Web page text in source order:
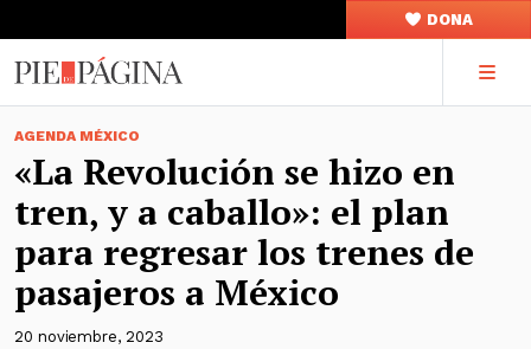
DONA
AGENDA MÉXICO
«La Revolución se hizo en
tren, y a caballo»: el plan
para regresar los trenes de
pasajeros a México
20 noviembre, 2023